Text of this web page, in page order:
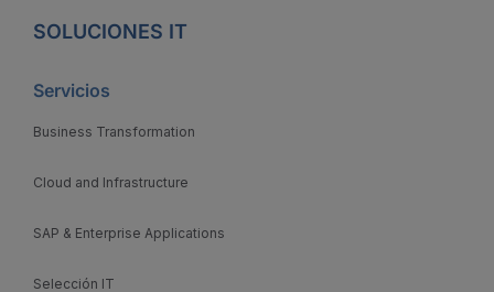
SOLUCIONES IT
Servicios
Business Transformation
Cloud and Infrastructure
SAP & Enterprise Applications
Selección IT